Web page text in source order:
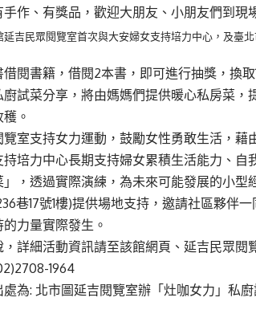
作、有獎品，歡迎大朋友、小朋友們到現
延吉民眾閱覽室首次與大安婦女支持培力中心，及臺
閱書籍，借閱2本書，即可進行抽獎，換
試菜分享，將由媽媽們提供暖心私房菜
。
室支持女力運動，鼓勵女性勇敢生活，藉
培力中心長期支持婦女累積生活能力、自
，透過實際演練，為未來可能發展的小
巷17號1樓)提供場地支持，邀請社區夥伴
力量實際發生。
詳細活動資訊請至該館網頁、延吉民眾閱
1964
為: 北市圖延吉閱覽室辦「灶咖女力」私